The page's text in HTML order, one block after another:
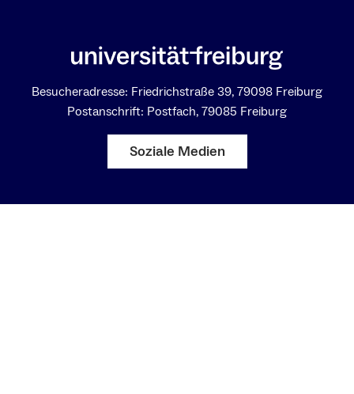
Besucheradresse: Friedrichstraße 39, 79098 Freiburg
Postanschrift: Postfach, 79085 Freiburg
Soziale Medien